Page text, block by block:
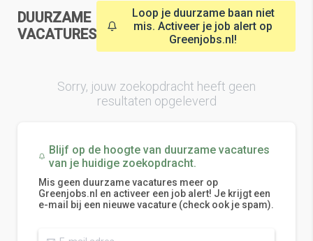
DUURZAME
VACATURES
Loop je duurzame baan niet
mis. Activeer je job alert op
Greenjobs.nl!
Sorry, jouw zoekopdracht heeft geen
resultaten opgeleverd
Blijf op de hoogte van duurzame vacatures
van je huidige zoekopdracht.
Mis geen duurzame vacatures meer op
Greenjobs.nl en activeer een job alert! Je krijgt een
e-mail bij een nieuwe vacature (check ook je spam).